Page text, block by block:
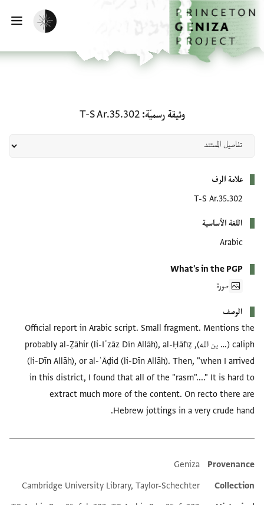
إلى المحتوى الرئيسي
الرئيسية
تفعيل الوضع المظلم
وثيقة رسميّة T-S Ar.35.302
علامة الرف
T-S Ar.35.302
اللغة الأساسية
Arabic
What's in the PGP
صورة
الوصف
Official report in Arabic script. Small fragment. Mentions the
caliph (… ين الله), probably al-Ẓāhir (li-Iʿzāz Dīn Allāh), al-Ḥāfiẓ
(li-Dīn Allāh), or al-ʿĀḍid (li-Dīn Allāh). Then, "when I arrived
in this district, I found that all of the "rasm"...." It is hard to
extract much more of the content. On recto there are
Hebrew jottings in a very crude hand.
Additional metadata
Provenance
Geniza
Collection
Cambridge University Library, Taylor-Schechter